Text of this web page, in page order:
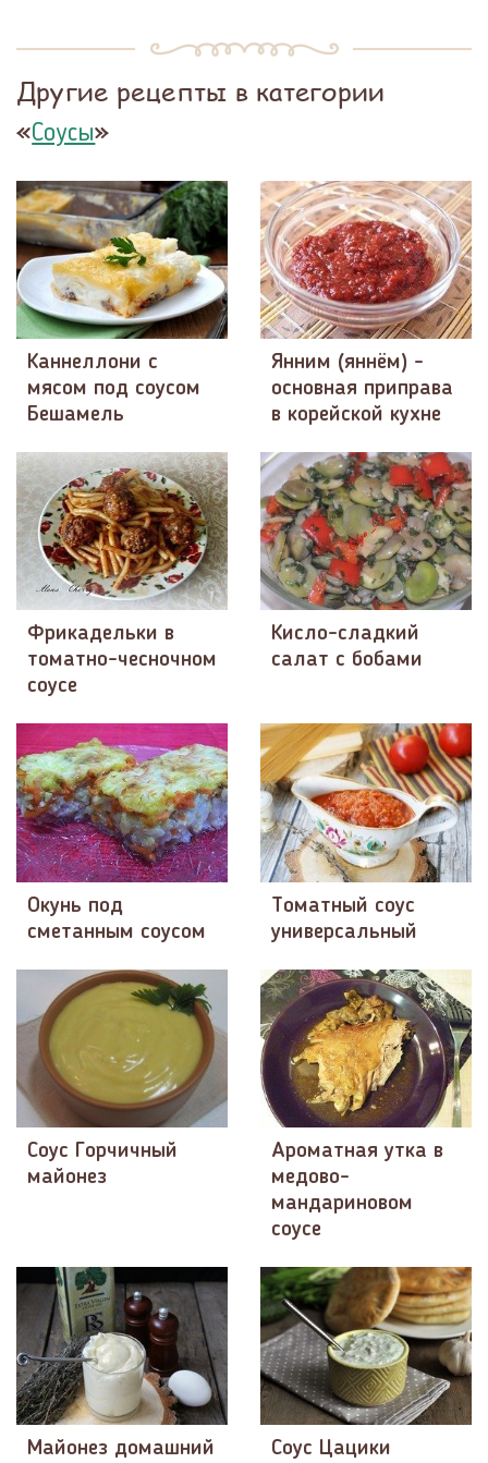
Другие рецепты в категории
«Соусы»
Каннеллони с
мясом под соусом
Бешамель
Янним (яннём) -
основная приправа
в корейской кухне
Фрикадельки в
томатно-чесночном
соусе
Кисло-сладкий
салат с бобами
Окунь под
сметанным соусом
Томатный соус
универсальный
Соус Горчичный
майонез
Ароматная утка в
медово-
мандариновом
соусе
Майонез домашний
Соус Цацики